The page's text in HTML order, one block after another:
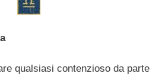
qualsiasi contenzioso da parte